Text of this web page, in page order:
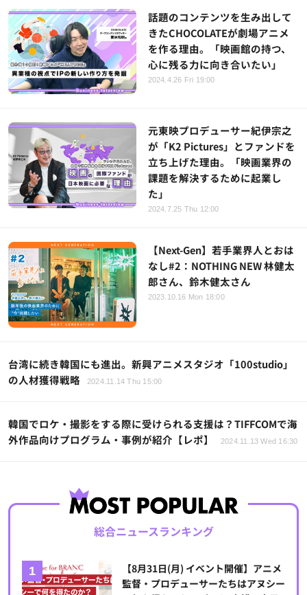
話題のコンテンツを生み出して
きたCHOCOLATEが劇場アニメ
を作る理由。「映画館の持つ、
心に残る力に向き合いたい」
2024.4.26 Fri 19:00
元東映プロデューサー紀伊宗之
が「K2 Pictures」とファンドを
立ち上げた理由。「映画業界の
課題を解決するために起業し
た」
2024.7.25 Thu 12:00
【Next-Gen】若手業界人とおは
なし#2：NOTHING NEW 林健太
郎さん、鈴木健太さん
2023.10.16 Mon 18:00
台湾に続き韓国にも進出。新興アニメスタジオ「100studio」
の人材獲得戦略
2024.11.14 Thu 15:00
韓国でロケ・撮影をする際に受けられる支援は？TIFFCOMで海
外作品向けプログラム・事例が紹介【レポ】
2024.11.13 Wed 16:30
総合ニュースランキング
【8月31日(月) イベント開催】アニメ
監督・プロデューサーたちはアヌシー